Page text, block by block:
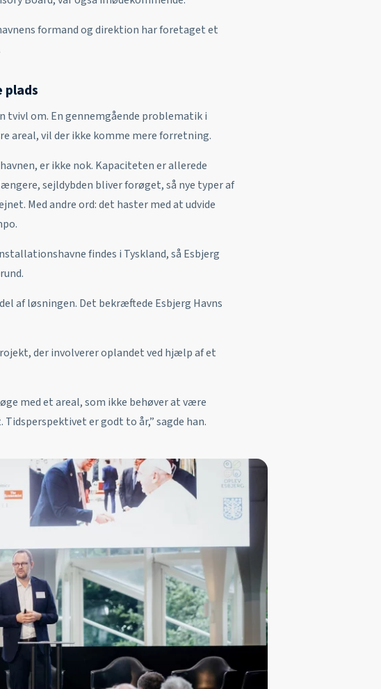
formand og direktion har foretaget et
tvivl om. En gennemgående problematik i
areal, vil der ikke komme mere forretning.
er ikke nok. Kapaciteten er allerede
sejldybden bliver forøget, så nye typer af
Med andre ord: det haster med at udvide
findes i Tyskland, så Esbjerg
af løsningen. Det bekræftede Esbjerg Havns
der involverer oplandet ved hjælp af et
med et areal, som ikke behøver at være
er godt to år,” sagde han.